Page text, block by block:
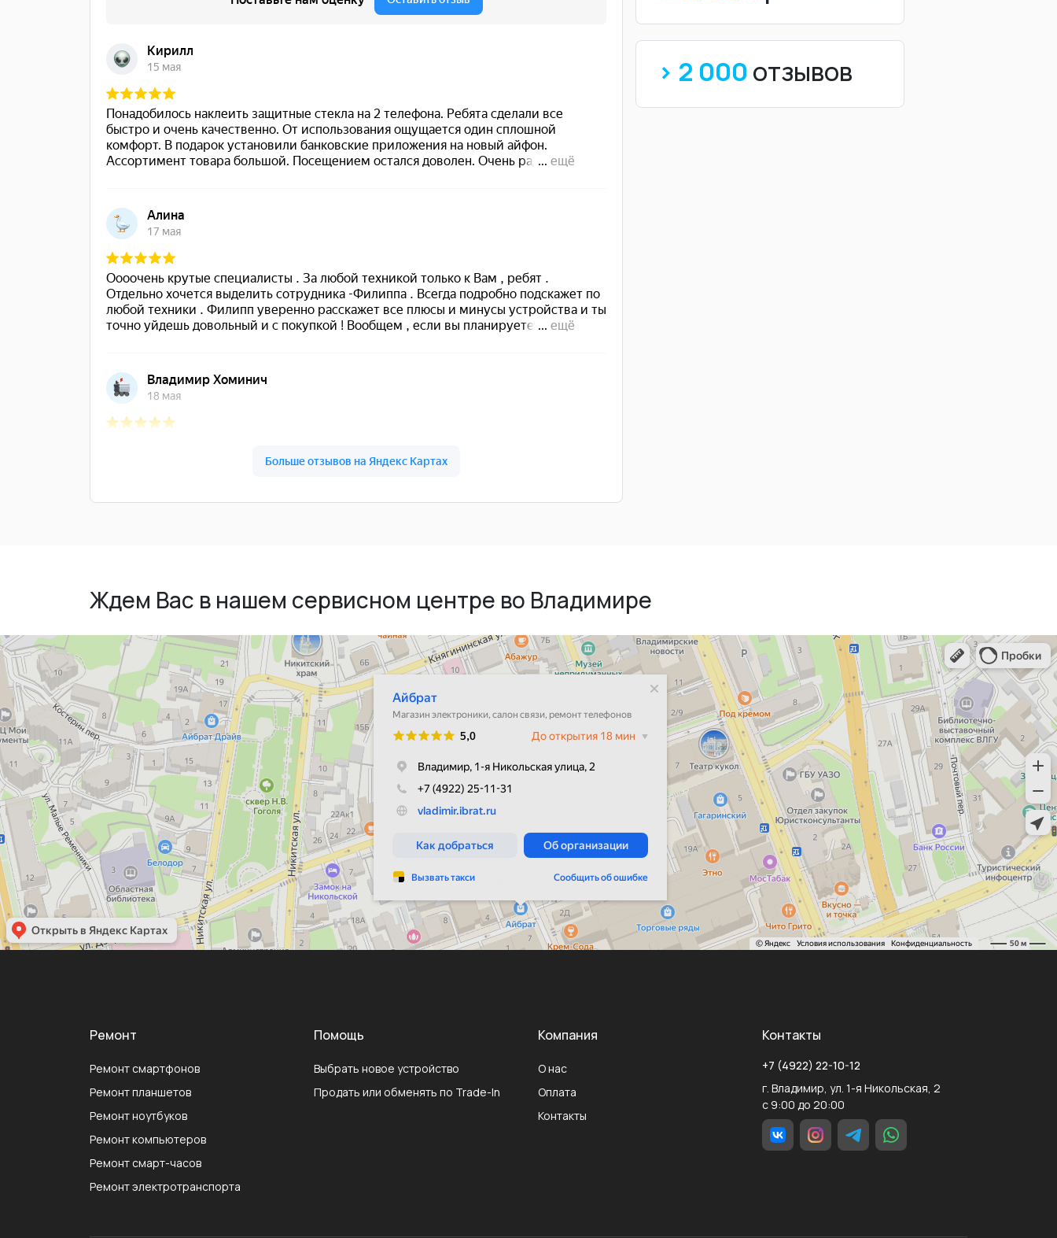
> 2 000 отзывов
Ждем Вас в нашем сервисном центре во Владимире
Ремонт
Ремонт смартфонов
Ремонт планшетов
Ремонт ноутбуков
Ремонт компьютеров
Ремонт смарт-часов
Ремонт электротранспорта
Помощь
Выбрать новое устройство
Продать или обменять по Trade-In
Компания
О нас
Оплата
Контакты
Контакты
+7 (4922) 22-10-12
г. Владимир, ул. 1-я Никольская, 2
с 9:00 до 20:00